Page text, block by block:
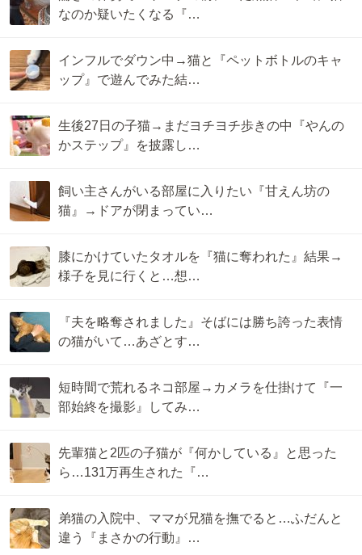
なのか疑いたくなる『…
インフルでダウン中→猫と『ペットボトルのキャ
ップ』で遊んでみた結…
生後27日の子猫→まだヨチヨチ歩きの中『やんの
かステップ』を披露し…
飼い主さんがいる部屋に入りたい『甘えん坊の
猫』→ドアが閉まってい…
膝にかけていたタオルを『猫に奪われた』結果→
様子を見に行くと…想…
『夫を略奪されました』そばには勝ち誇った表情
の猫がいて…あざとす…
短時間で荒れるネコ部屋→カメラを仕掛けて『一
部始終を撮影』してみ…
先輩猫と2匹の子猫が『何かしている』と思った
ら…131万再生された『…
弟猫の入院中、ママが兄猫を撫でると…ふだんと
違う『まさかの行動』…